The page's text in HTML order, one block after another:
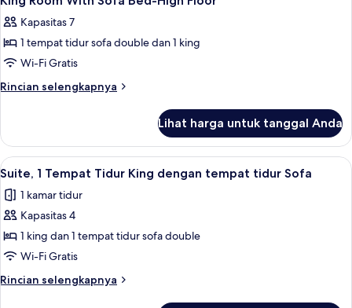
Floor
With
Sofa
Bed-
Floor
semua
foto
untuk
King
Room
Bed-
High
Floor
Kapasitas 7
1 tempat tidur sofa double dan 1 king
Wi-Fi Gratis
Rincian selengkapnya
Rincian
King
Room
With
Bed-
High
Lihat harga untuk tanggal Anda
Lihat
semua
foto
untuk
Suite,
1
Tempat
Tidur
Suite, 1 Tempat Tidur King dengan
6
Suite, 1 Tempat Tidur King dengan tempat tidur Sofa
1 kamar tidur
Kapasitas 4
1 king dan 1 tempat tidur sofa double
Wi-Fi Gratis
Rincian selengkapnya
Rincian